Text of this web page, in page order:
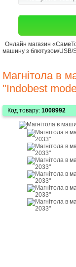
Онлайн магазин
машину з блютузом/USB/
Магнітола в
"Indobest
Код товару: 1008992